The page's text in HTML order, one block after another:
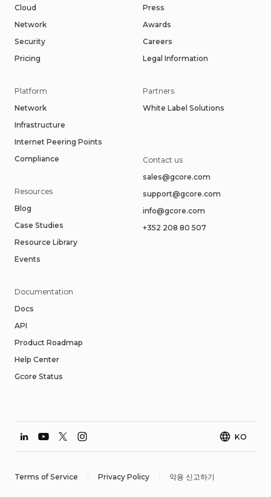
Cloud
Network
Security
Pricing
Resources
Blog
Case Studies
Resource Library
Events
Platform
Network
Infrastructure
Internet Peering Points
Compliance
Press
Awards
Careers
Legal Information
Contact us
sales@gcore.com
support@gcore.com
info@gcore.com
+352 208 80 507
Documentation
Docs
API
Product Roadmap
Help Center
Gcore Status
Partners
White Label Solutions
KO
Terms of Service Privacy Policy 악용 신고하기